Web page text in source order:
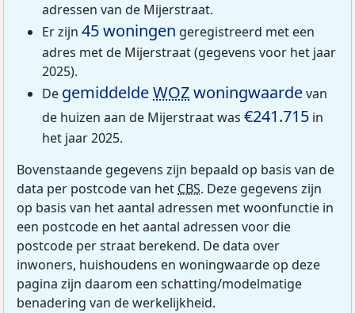
adressen van de Mijerstraat.
Er zijn 45 woningen geregistreerd met een
adres met de Mijerstraat (gegevens voor het jaar
2025).
De gemiddeldeWOZwoningwaardevan
de huizen aan de Mijerstraat was €241.715 in
het jaar 2025.
Bovenstaande gegevens zijn bepaald op basis van de
data per postcode van het CBS. Deze gegevens zijn
op basis van het aantal adressen met woonfunctie in
een postcode en het aantal adressen voor die
postcode per straat berekend. De data over
inwoners, huishoudens en woningwaarde op deze
pagina zijn daarom een schatting/modelmatige
benadering van de werkelijkheid.